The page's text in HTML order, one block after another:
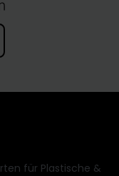
für Plastische &